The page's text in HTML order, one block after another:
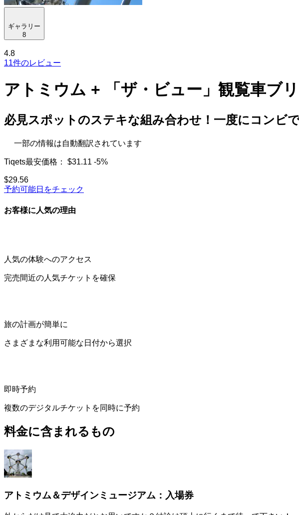
ギャラリー
8
4.8
11件のレビュー
アトミウム + 「ザ・ビュー」観覧車ブ
必見スポットのステキな組み合わせ！一度にコンビ
一部の情報は自動翻訳されています
Tiqets最安価格： $31.11 -5%
$29.56
予約可能日をチェック
お客様に人気の理由
人気の体験へのアクセス
完売間近の人気チケットを確保
旅の計画が簡単に
さまざまな利用可能な日付から選択
即時予約
複数のデジタルチケットを同時に予約
料金に含まれるもの
アトミウム＆デザインミュージアム：入場券